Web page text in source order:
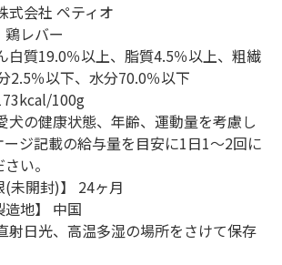
式会社 ペティオ
鶏レバー
白質19.0％以上、脂質4.5％以上、粗繊
2.5％以下、水分70.0％以下
100g
犬の健康状態、年齢、運動量を考慮し
ジ記載の給与量を目安に1日1～2回に
い。
(未開封)】 24ヶ月
造地】 中国
射日光、高温多湿の場所をさけて保存